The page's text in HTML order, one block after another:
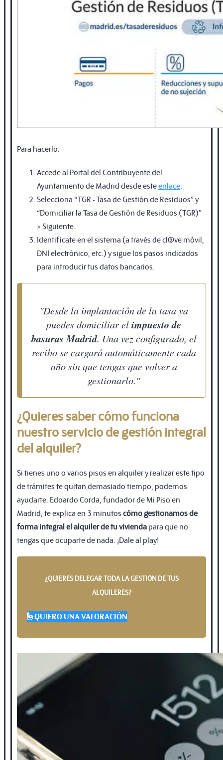
Para hacerlo:
Accede al Portal del Contribuyente del
Ayuntamiento de Madrid desde esteenlace
Selecciona “TGR - Tasa de Gestión de Residuos” y
“Domiciliar la Tasa de Gestión de Residuos (TGR)”
> Siguiente.
Identifícate en el sistema (a través de cl@ve móvil,
DNI electrónico, etc.) y sigue los pasos indicados
para introducir tus datos bancarios.
"Desde la implantación de la tasa ya
puedes domiciliar elimpuesto de
basuras Madrid. Una vez configurado, el
recibo se cargará automáticamente cada
año sin que tengas que volver a
gestionarlo."
¿Quieres saber cómo funciona
nuestro servicio de gestión integral
del alquiler?
Si tienes uno o varios pisos en alquiler y realizar este tipo
de trámites te quitan demasiado tiempo, podemos
ayudarte. Edoardo Corda, fundador de Mi Piso en
Madrid, te explica en 3 minutoscómo gestionamos de
forma integral el alquiler de tu viviendapara que no
tengas que ocuparte de nada. ¡Dale al play!
¿QUIERES DELEGAR TODA LA GESTIÓN DE TUS
ALQUILERES?
QUIERO UNA VALORACIÓN